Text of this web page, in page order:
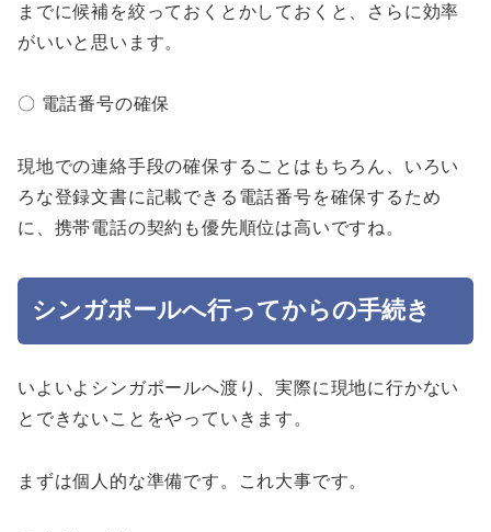
までに候補を絞っておくとかしておくと、さらに効率
がいいと思います。
〇 電話番号の確保
現地での連絡手段の確保することはもちろん、いろい
ろな登録文書に記載できる電話番号を確保するため
に、携帯電話の契約も優先順位は高いですね。
シンガポールへ行ってからの手続き
いよいよシンガポールへ渡り、実際に現地に行かない
とできないことをやっていきます。
まずは個人的な準備です。これ大事です。